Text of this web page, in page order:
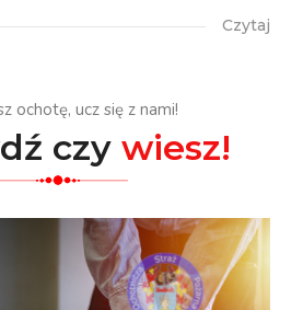
Czytaj
ochotę, ucz się z nami!
czy wiesz!